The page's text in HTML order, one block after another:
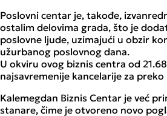
Poslovni centar je, takođe,
ostalim delovima grada, što je
poslovne ljude, uzimajući u obzir
užurbanog poslovnog dana.
U okviru ovog biznis centra od
najsavremenije kancelarije za
Kalemegdan Biznis Centar je već
stanare, čime je otvoreno novo